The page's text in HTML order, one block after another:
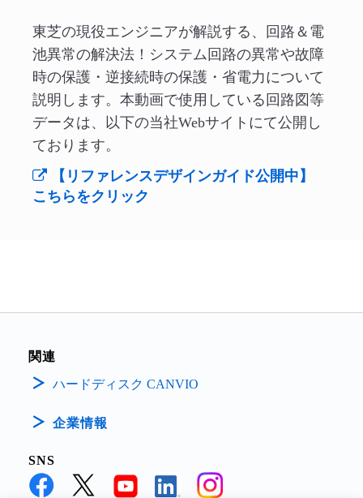
東芝の現役エンジニアが解説する、回路＆電
池異常の解決法！システム回路の異常や故障
時の保護・逆接続時の保護・省電力について
説明します。本動画で使用している回路図等
データは、以下の当社Webサイトにて公開し
ております。
【リファレンスデザインガイド公開中】
こちらをクリック
関連
ハードディスク CANVIO
企業情報
SNS